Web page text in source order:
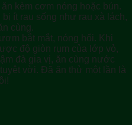
kèm cơm nóng hoặc bún.
bị ít rau sống như rau xà lách,
cùng.
bắt mắt, nóng hổi. Khi
độ giòn rụm của lớp vỏ,
đà gia vị, ăn cùng nước
vời. Đã ăn thử một lần là